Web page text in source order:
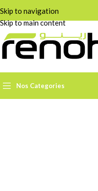
Skip to navigation
Skip to main content
Nos Categories